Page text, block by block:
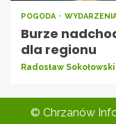
POGODA
Burze
dla regionu
Radosław Sokołowski
© Chrzanów